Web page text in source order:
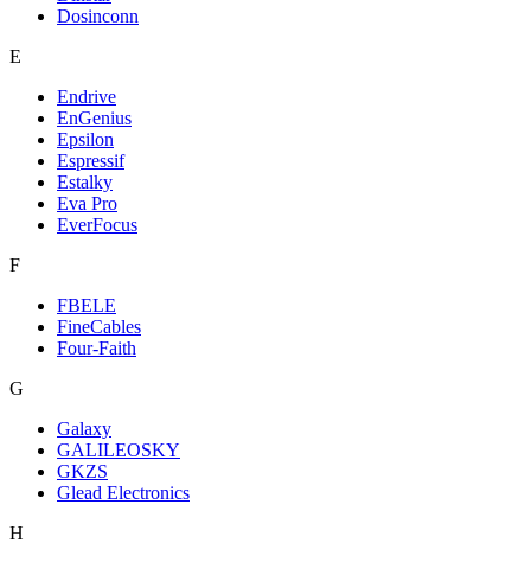
Dosinconn
E
Endrive
EnGenius
Epsilon
Espressif
Estalky
Eva Pro
EverFocus
F
FBELE
FineCables
Four-Faith
G
Galaxy
GALILEOSKY
GKZS
Glead Electronics
H